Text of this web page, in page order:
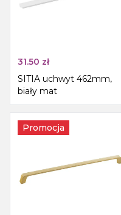
31.50 zł
SITIA uchwyt 462mm,
biały mat
Promocja